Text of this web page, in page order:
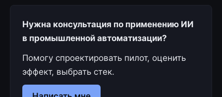
Нужна консультация по применению ИИ
в промышленной автоматизации?
Помогу спроектировать пилот, оценить
эффект, выбрать стек.